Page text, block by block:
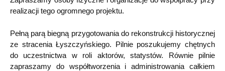
realizacji tego ogromnego projektu.
Pełną parą biegną przygotowania do rekonstrukcji historycznej
ze stracenia Łyszczyńskiego. Pilnie poszukujemy chętnych
do uczestnictwa w roli aktorów, statystów. Równie pilnie
zapraszamy do współtworzenia i administrowania całkiem